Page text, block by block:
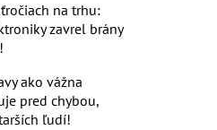
na trhu:
zavrel brány
ako vážna
pred chybou,
ľudí!